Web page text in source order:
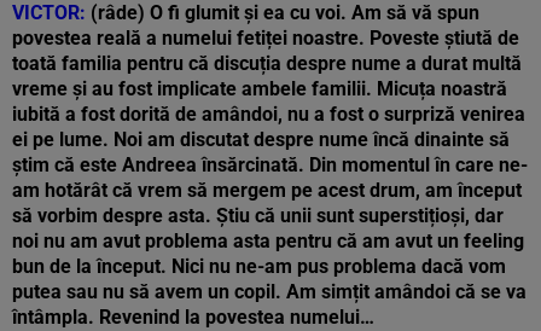
VICTOR: (râde) O fi glumit și ea cu voi. Am să vă spun
povestea reală a numelui fetiței noastre. Poveste știută de
toată familia pentru că discuția despre nume a durat multă
vreme și au fost implicate ambele familii. Micuța noastră
iubită a fost dorită de amândoi, nu a fost o surpriză venirea
ei pe lume. Noi am discutat despre nume încă dinainte să
știm că este Andreea însărcinată. Din momentul în care ne-
am hotărât că vrem să mergem pe acest drum, am început
să vorbim despre asta. Știu că unii sunt superstițioși, dar
noi nu am avut problema asta pentru că am avut un feeling
bun de la început. Nici nu ne-am pus problema dacă vom
putea sau nu să avem un copil. Am simțit amândoi că se va
întâmpla. Revenind la povestea numelui…